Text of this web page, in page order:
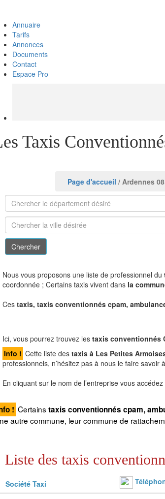
Annuaire
Tarifs
Annonces
Documents
Contact
Espace Pro
Taxis
Page d'accueil / Ardennes 08
Nous vous proposons une liste de professionnel du
coordonnée ; Certains taxis vivent dans la
Ces taxis, taxis conventionnés cpam,
Ici, vous pourrez trouvez les taxis conventionnés
Info ! Cette liste des taxis à Les Petites
professionnels, n’hésitez pas à nous le faire savoir
En cliquant sur le nom de l’entreprise vous
! Certainstaxis conventionnés cpam,
autre commune, leur commune de
Liste des taxis
Société Taxi